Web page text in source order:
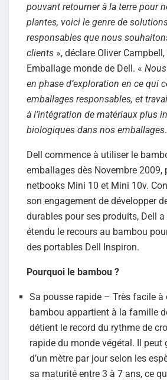
pouvant retourner à la terre pour
plantes, voici le genre de
responsables que nous
clients », déclare Oliver
Emballage monde de Dell. «
en phase d’exploration en ce qui
emballages responsables, et
à l’intégration de matériaux plus
biologiques dans nos emballages
Dell commence à utiliser le
emballages dès Novembre 2009,
netbooks Mini 10 et Mini 10v.
son engagement de développer
durables pour ses produits, Dell
étendu le recours au bambou
des portables Dell Inspiron.
Pourquoi le bambou ?
Sa pousse rapide – Très facile à
bambou appartient à la famille
détient le record du rythme de
rapide du monde végétal. Il peut
d’un mètre par jour selon les
sa maturité entre 3 à 7 ans, ce